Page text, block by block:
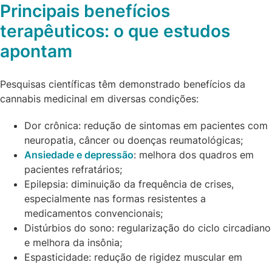
Principais benefícios
terapêuticos: o que estudos
apontam
Pesquisas científicas têm demonstrado benefícios da
cannabis medicinal em diversas condições:
Dor crônica: redução de sintomas em pacientes com
neuropatia, câncer ou doenças reumatológicas;
Ansiedade e depressão: melhora dos quadros em
pacientes refratários;
Epilepsia: diminuição da frequência de crises,
especialmente nas formas resistentes a
medicamentos convencionais;
Distúrbios do sono: regularização do ciclo circadiano
e melhora da insônia;
Espasticidade: redução de rigidez muscular em